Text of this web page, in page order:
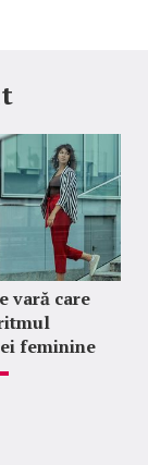
vară care
feminine